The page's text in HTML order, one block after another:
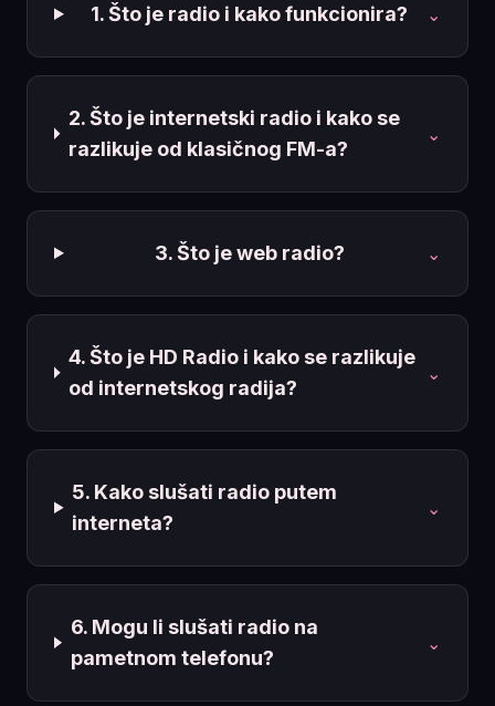
1. Što je radio i kako funkcionira? ⌄
2. Što je internetski radio i kako se
razlikuje od klasičnog FM-a?
⌄
3. Što je web radio? ⌄
4. Što je HD Radio i kako se razlikuje
od internetskog radija?
⌄
5. Kako slušati radio putem
interneta?
⌄
6. Mogu li slušati radio na
pametnom telefonu?
⌄